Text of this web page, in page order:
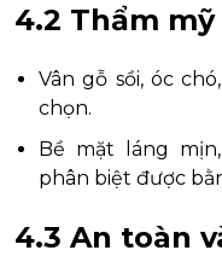
4.2 Thẩm
Vân gỗ sồi, óc
chọn.
Bề mặt láng
phân biệt được
4.3 An toàn